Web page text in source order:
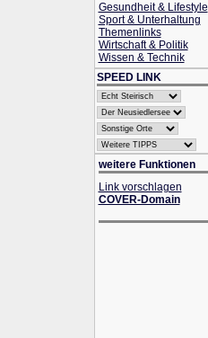
Gesundheit & Lifestyle
Sport & Unterhaltung
Themenlinks
Wirtschaft & Politik
Wissen & Technik
SPEED LINK
weitere Funktionen
Link vorschlagen
COVER-Domain